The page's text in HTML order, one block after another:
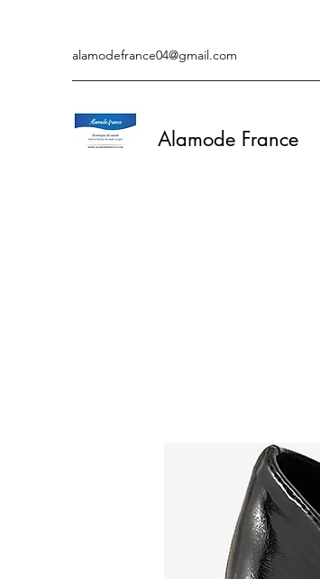
alamodefrance04@gmail.com
Alamode France